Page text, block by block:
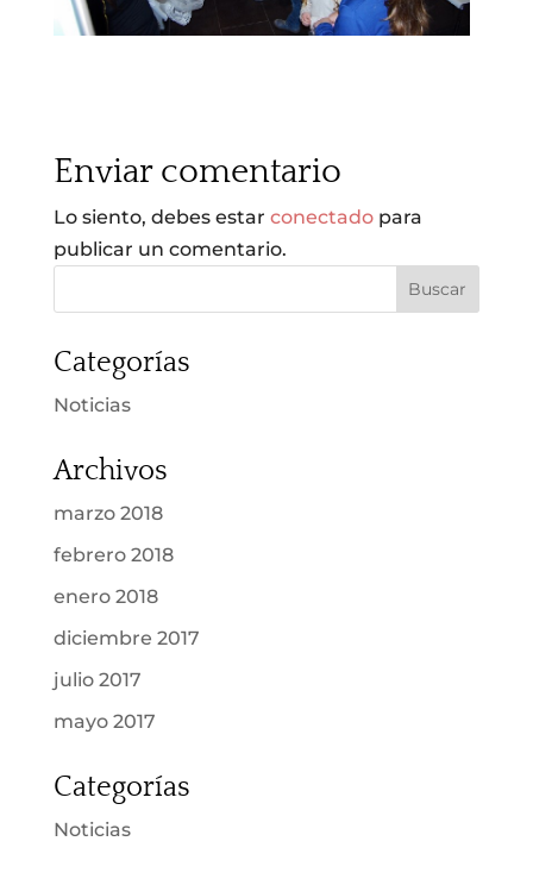
Enviar comentario
Lo siento, debes estar conectadopara
publicar un comentario.
Categorías
Noticias
Archivos
marzo 2018
febrero 2018
enero 2018
diciembre 2017
julio 2017
mayo 2017
Categorías
Noticias